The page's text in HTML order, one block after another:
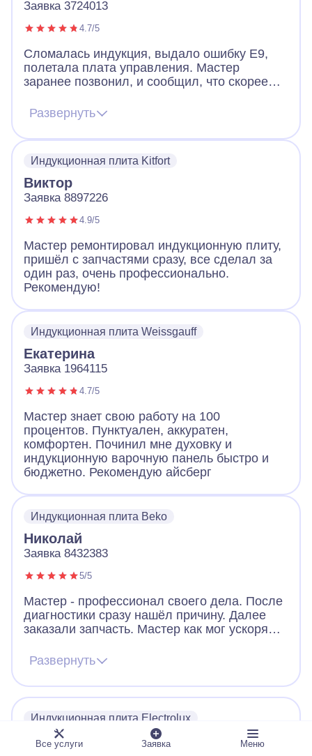
Заявка 3724013
4.7/5
Сломалась индукция, выдало ошибку Е9,
полетала плата управления. Мастер
заранее позвонил, и сообщил, что скорее
починить и без замены. Цена на платы
начинается от 12к и выше. Мастер приехал,
все продиагностировал и смог починить без
Развернуть
Индукционная плита Kitfort
Виктор
Заявка 8897226
4.9/5
Мастер ремонтировал индукционную плиту,
пришёл с запчастями сразу, все сделал за
один раз, очень профессионально.
Рекомендую!
Индукционная плита Weissgauff
Екатерина
Заявка 1964115
4.7/5
Мастер знает свою работу на 100
процентов. Пунктуален, аккуратен,
комфортен. Починил мне духовку и
индукционную варочную панель быстро и
бюджетно. Рекомендую айсберг
Индукционная плита Beko
Николай
Заявка 8432383
5/5
Мастер - профессионал своего дела. После
диагностики сразу нашёл причину. Далее
заказали запчасть. Мастер как мог ускорял
запчасть, поставили, все работает. Видно,
что человек переживает за клиента. Ещё
дал ценные советы по использованию
посуды для плиты. Огромное спасибо!
Развернуть
Индукционная плита Electrolux
Дмитрий
Все услуги Заявка Меню